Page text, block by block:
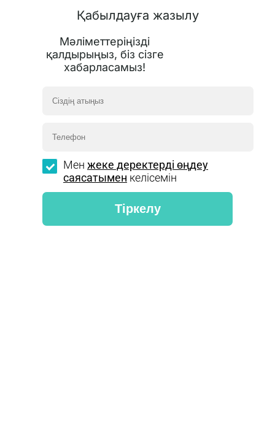
Қабылдауға жазылу
Мәліметтеріңізді
қалдырыңыз, біз сізге
хабарласамыз!
Мен жеке деректерді өңдеу
саясатымен келісемін